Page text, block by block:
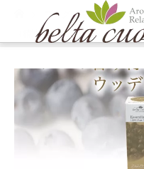
ブログ一覧 アロマテ
（精油）, 精油紹介 ００４